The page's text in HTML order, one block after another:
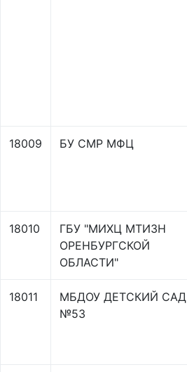
18009 БУ СМР МФЦ
18010
ГБУ "МИХЦ МТИЗН
ОРЕНБУРГСКОЙ
ОБЛАСТИ"
18011
МБДОУ ДЕТСКИЙ САД
№53